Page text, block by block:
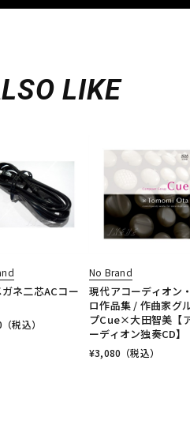
LIKE
ネ二芯ACコー
（税込）
No Brand
現代アコーディオン
ロ作品集 / 作曲家グ
プCue×大田智美【
ーディオン独奏CD】
¥3,080 （税込）